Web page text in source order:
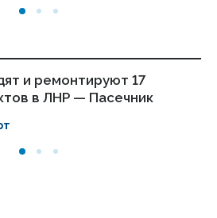
и ремонтируют 17
в ЛНР — Пасечник